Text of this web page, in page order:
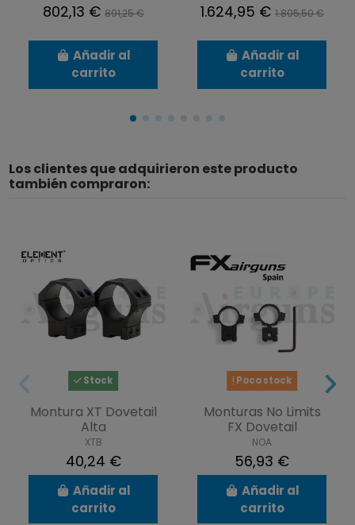
802,13 € 891,25 €
Añadir al
carrito
1.624,95 € 1.805,50 €
Añadir al
carrito
Los clientes que adquirieron este producto
también compraron:
Stock
Montura XT Dovetail
Alta
XTB
40,24 €
Añadir al
carrito
Poco stock
Monturas No Limits
FX Dovetail
NOA
56,93 €
Añadir al
carrito